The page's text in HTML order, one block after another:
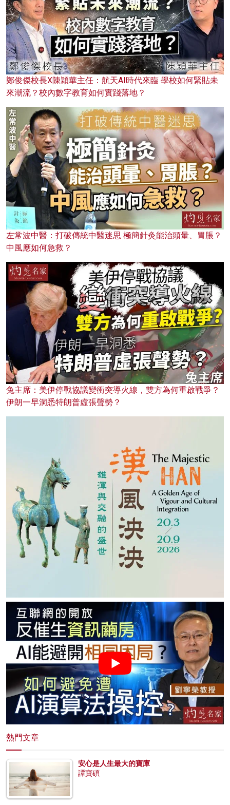
鄭俊傑校長X陳穎華主任：航天AI時代來臨 學校如何緊貼未
來潮流？校內數字教育如何實踐落地？
左常波中醫：打破傳統中醫迷思 極簡針灸能治頭暈、胃脹？
中風應如何急救？
兔主席：美伊停戰協議變衝突導火線，雙方為何重啟戰爭？
伊朗一早洞悉特朗普虛張聲勢？
熱門文章
安心是人生最大的寶庫
譚寶碩